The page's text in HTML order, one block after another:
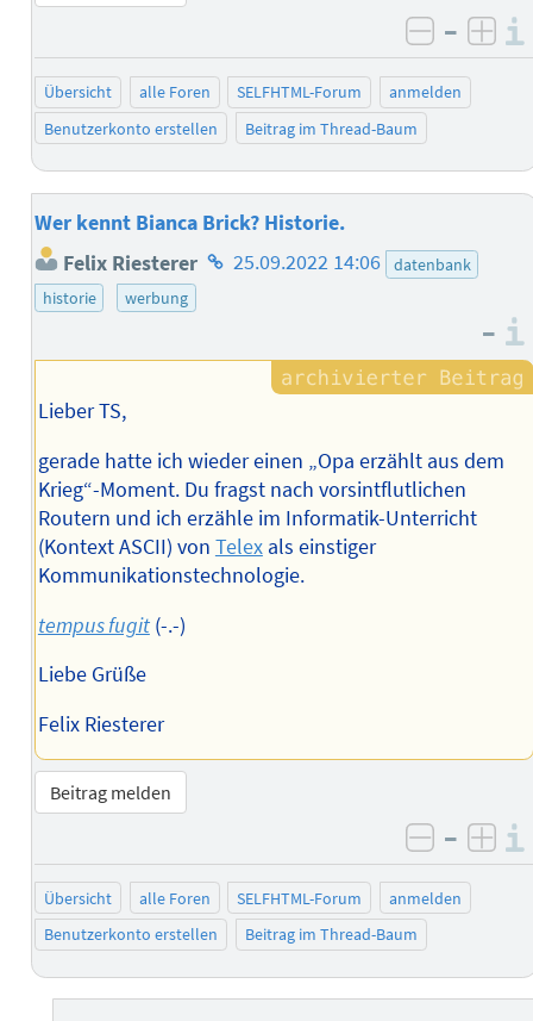
negativ
–
Übersicht alle Foren SELFHTML-Forum
anmelden
Benutzerkonto erstellen
Beitrag im Thread-Baum
Wer kennt Bianca Brick? Historie.
Felix Riesterer Homepage
25.09.2022 14:06
datenbank
historie
werbung
–
Lieber TS,
gerade hatte ich wieder einen „Opa erzählt aus dem
Krieg“-Moment. Du fragst nach vorsintflutlichen
Routern und ich erzähle im Informatik-Unterricht
(Kontext ASCII) von Telexals einstiger
Kommunikationstechnologie.
tempus fugit(-.-)
Liebe Grüße
Felix Riesterer
Beitrag melden
negativ
–
Übersicht alle Foren SELFHTML-Forum
anmelden
Benutzerkonto erstellen
Beitrag im Thread-Baum